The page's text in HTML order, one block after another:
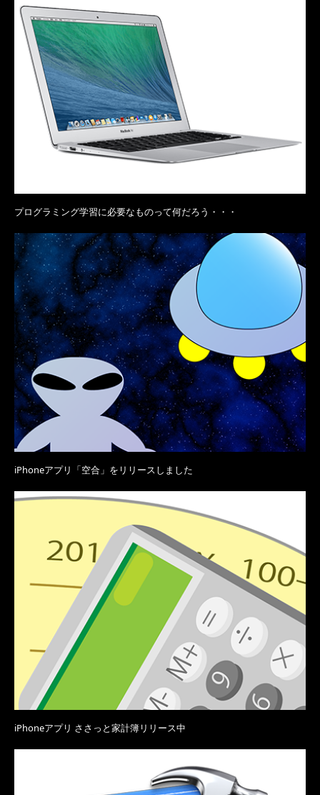
プログラミング学習に必要なものって何だろう・・・
iPhoneアプリ「空合」をリリースしました
iPhoneアプリ ささっと家計簿リリース中